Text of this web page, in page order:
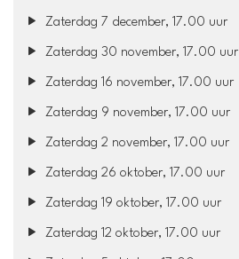
Zaterdag 7 december, 17.00 uur
Zaterdag 30 november, 17.00 uur
Zaterdag 16 november, 17.00 uur
Zaterdag 9 november, 17.00 uur
Zaterdag 2 november, 17.00 uur
Zaterdag 26 oktober, 17.00 uur
Zaterdag 19 oktober, 17.00 uur
Zaterdag 12 oktober, 17.00 uur